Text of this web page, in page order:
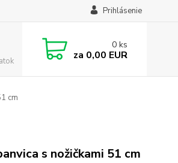
Prihlásenie
0 ks
za 0,00 EUR
cm
s nožičkami 51 cm